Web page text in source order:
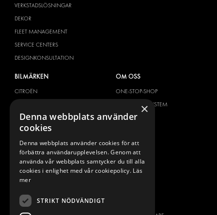
VERKSTADSLÖSNINGAR
DEKOR
FLEET MANAGEMENT
SERVICE CENTERS
DESIGNKONSULTATION
BILMÄRKEN
CITROËN
FIAT
FORD
HYUNDAI
IVECO
MAN
MAXUS
MERCEDES
NISSAN
OM OSS
ONE-STOP-SHOP
OM MODUL-SYSTEM
BROSCHYRER
NYHETER
KONTAKT
KONTAKTA OSS
×
Denna webbplats använder
cookies
Denna webbplats använder cookies för att
förbättra användarupplevelsen. Genom att
använda vår webbplats samtycker du till alla
cookies i enlighet med vår cookiepolicy. Läs
mer
STRIKT NÖDVÄNDIGT